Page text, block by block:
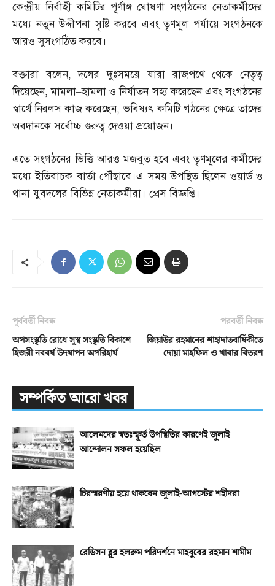
কেন্দ্রীয় নির্বাহী কমিটির পূর্ণাঙ্গ ঘোষণা সংগঠনের নেতাকর্মীদের
মধ্যে নতুন উদ্দীপনা সৃষ্টি করবে এবং তৃণমূল পর্যায়ে সংগঠনকে
আরও সুসংগঠিত করবে।
বক্তারা বলেন,দলের দুঃসময়ে যারা রাজপথে থেকে নেতৃত্ব
দিয়েছেন,মামলা–হামলা ও নির্যাতন সহ্য করেছেন এবং সংগঠনের
স্বার্থে নিরলস কাজ করেছেন,ভবিষ্যৎ কমিটি গঠনের ক্ষেত্রে তাদের
অবদানকে সর্বোচ্চ গুরুত্ব দেওয়া প্রয়োজন।
এতে সংগঠনের ভিত্তি আরও মজবুত হবে এবং তৃণমূলের কর্মীদের
মধ্যে ইতিবাচক বার্তা পৌঁছাবে।এ সময় উপস্থিত ছিলেন ওয়ার্ড ও
থানা যুবদলের বিভিন্ন নেতাকর্মীরা। প্রেস বিজ্ঞপ্তি।
পূর্ববর্তী নিবন্ধ
অপসংস্কৃতি রোধে সুস্থ সংস্কৃতি বিকাশে
হিজরী নববর্ষ উদযাপন অপরিহার্য
পরবর্তী নিবন্ধ
জিয়াউর রহমানের শাহাদাতবার্ষিকীতে
দোয়া মাহফিল ও খাবার বিতরণ
সম্পর্কিত আরো খবর
আলেমদের স্বতঃস্ফূর্ত উপস্থিতির কারণেই জুলাই
আন্দোলন সফল হয়েছিল
চিরস্মরণীয় হয়ে থাকবেন জুলাই-আগস্টের শহীদরা
রেডিসন ব্লুর হলরুম পরিদর্শনে মাহবুবের রহমান শামীম